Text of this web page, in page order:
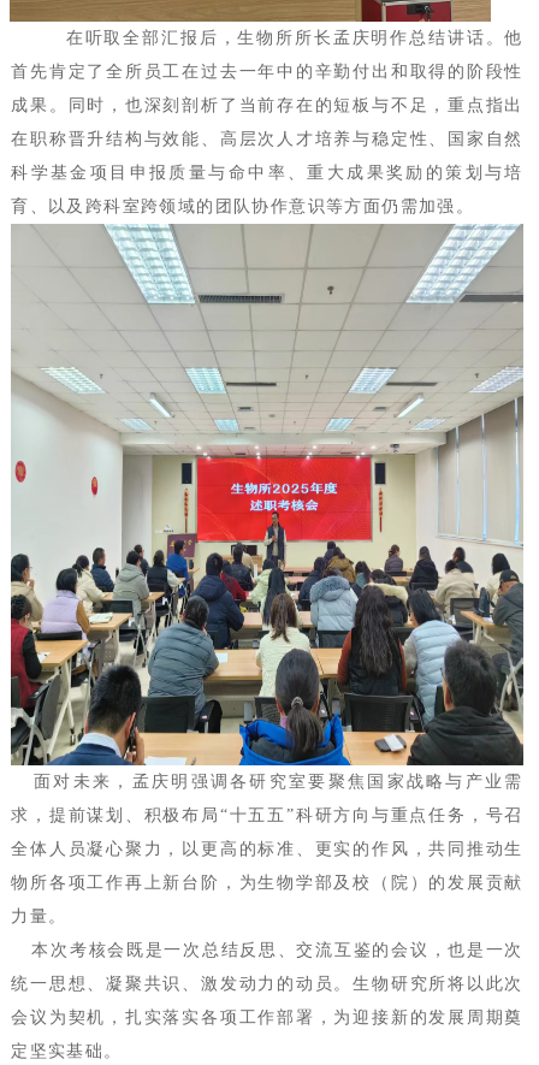
在听取全部汇报后，生物所所长孟庆明作总结讲话。他
首先肯定了全所员工在过去一年中的辛勤付出和取得的阶段性
成果。同时，也深刻剖析了当前存在的短板与不足，重点指出
在职称晋升结构与效能、高层次人才培养与稳定性、国家自然
科学基金项目申报质量与命中率、重大成果奖励的策划与培
育、以及跨科室跨领域的团队协作意识等方面仍需加强。
面对未来，孟庆明强调各研究室要聚焦国家战略与产业需
求，提前谋划、积极布局“十五五”科研方向与重点任务，号召
全体人员凝心聚力，以更高的标准、更实的作风，共同推动生
物所各项工作再上新台阶，为生物学部及校（院）的发展贡献
力量。
本次考核会既是一次总结反思、交流互鉴的会议，也是一次
统一思想、凝聚共识、激发动力的动员。生物研究所将以此次
会议为契机，扎实落实各项工作部署，为迎接新的发展周期奠
定坚实基础。